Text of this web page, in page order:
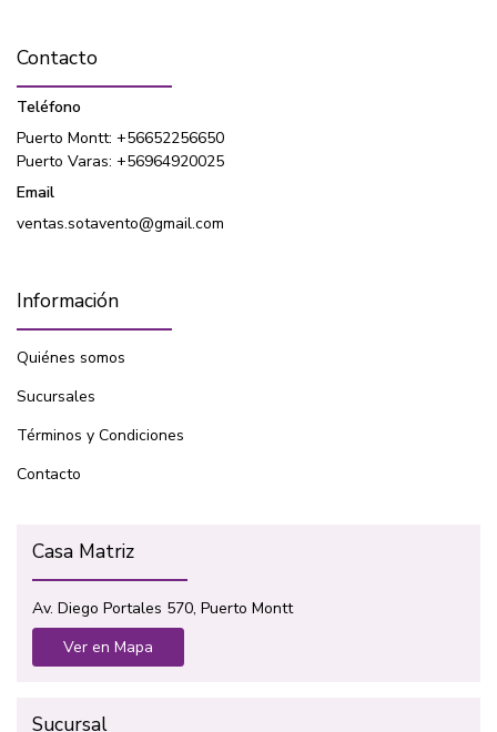
Contacto
Teléfono
Puerto Montt: +56652256650
Puerto Varas: +56964920025
Email
ventas.sotavento@gmail.com
Información
Quiénes somos
Sucursales
Términos y Condiciones
Contacto
Casa Matriz
Av. Diego Portales 570, Puerto Montt
Ver en Mapa
Sucursal